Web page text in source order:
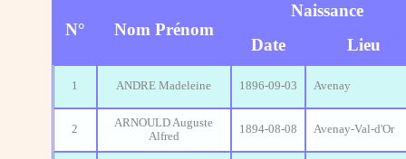
N° Nom Prénom
Naissance
Date
Lieu
1 ANDRE Madeleine 1896-09-03 Avenay
2
ARNOULD Auguste
Alfred
1894-08-08 Avenay-Val-d'Or